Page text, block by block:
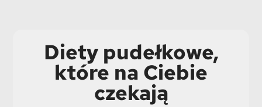
Diety pudełkowe,
które na Ciebie
czekają